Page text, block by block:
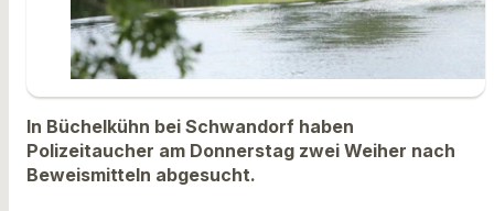
In Büchelkühn bei Schwandorf haben
Polizeitaucher am Donnerstag zwei Weiher nach
Beweismitteln abgesucht.